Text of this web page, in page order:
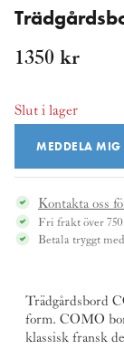
1350 kr
Slut i lager
MEDDELA
Kontakta oss
Fri frakt över
Betala tryggt
Trädgårdsbord
form. COMO
klassisk fransk